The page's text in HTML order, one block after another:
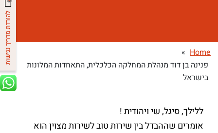
Home
»
פנינה בן דוד מנהלת המחלקה הכלכלית, התאחדות המלונות
בישראל
ללילך, סיגל, שי ויהודית !
אומרים שההבדל בין שירות טוב לשירות מצוין הוא